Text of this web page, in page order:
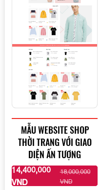
MẪU WEBSITE SHOP
THỜI TRANG VỚI GIAO
DIỆN ẤN TƯỢNG
14,400,000
VND
18,000,000
VND
XEM THÊM